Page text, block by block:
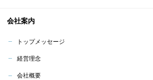
会社案内
トップメッセージ
経営理念
会社概要